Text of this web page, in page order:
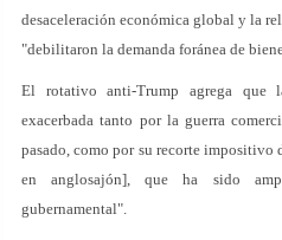
desaceleración económica global y la
"debilitaron la demanda foránea de
El rotativo anti-Trump agrega que
exacerbada tanto por la guerra
pasado, como por su recorte
en anglosajón], que ha sido
gubernamental".